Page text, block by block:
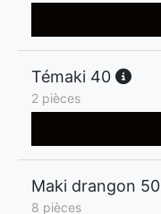
Témaki 40
2 pièces
Maki drangon 50
8 pièces